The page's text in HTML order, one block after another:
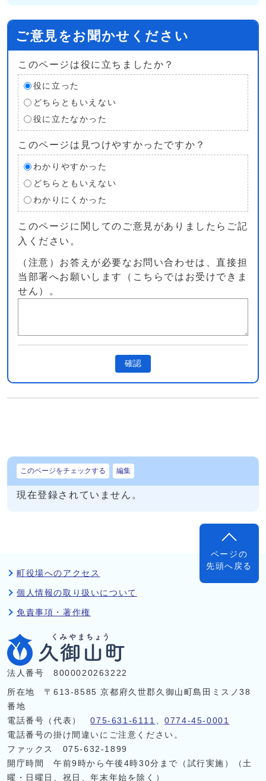
ご意見をお聞かせください
このページは役に立ちましたか？
役に立った
どちらともいえない
役に立たなかった
このページは見つけやすかったですか？
わかりやすかった
どちらともいえない
わかりにくかった
このページに関してのご意見がありましたらご記
入ください。
（注意）お答えが必要なお問い合わせは、直接担
当部署へお願いします（こちらではお受けできま
せん）。
確認
このページをチェックする 編集
現在登録されていません。
ページの
先頭へ戻る
町役場へのアクセス
個人情報の取り扱いについて
免責事項・著作権
法人番号 8000020263222
所在地 〒613-8585 京都府久世郡久御山町島田ミスノ38
番地
電話番号（代表）075-631-6111 、0774-45-0001
電話番号の掛け間違いにご注意ください。
ファックス 075-632-1899
開庁時間 午前9時から午後4時30分まで（試行実施）（土
曜・日曜日、祝日、年末年始を除く）